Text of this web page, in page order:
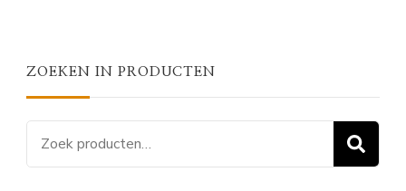
ZOEKEN IN PRODUCTEN
Zoeken
naar: